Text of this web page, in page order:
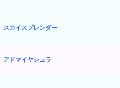
スカイスプレンダー
アドマイヤシュラ